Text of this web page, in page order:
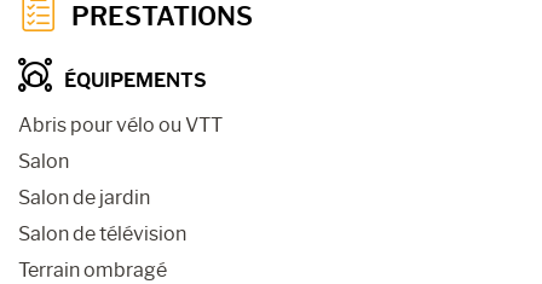
PRESTATIONS
ÉQUIPEMENTS
Abris pour vélo ou VTT
Salon
Salon de jardin
Salon de télévision
Terrain ombragé